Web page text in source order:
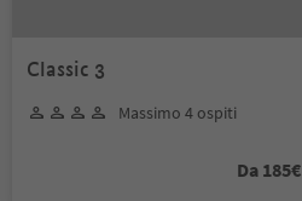
Classic 3
Massimo 4 ospiti
Da 185€